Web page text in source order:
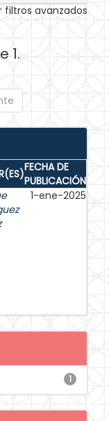
filtros avanzados
1.
FECHA DE
PUBLICACIÓN
1-ene-2025
1